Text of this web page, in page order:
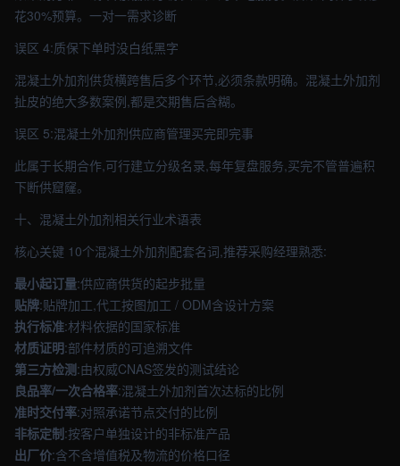
花30%预算。一对一需求诊断
误区 4:质保下单时没白纸黑字
混凝土外加剂供货横跨售后多个环节,必须条款明确。混凝土外加剂
扯皮的绝大多数案例,都是交期售后含糊。
误区 5:混凝土外加剂供应商管理买完即完事
此属于长期合作,可行建立分级名录,每年复盘服务,买完不管普遍积
下断供窟窿。
十、混凝土外加剂相关行业术语表
核心关键 10个混凝土外加剂配套名词,推荐采购经理熟悉:
最小起订量:供应商供货的起步批量
贴牌:贴牌加工,代工按图加工 / ODM含设计方案
执行标准:材料依据的国家标准
材质证明:部件材质的可追溯文件
第三方检测:由权威CNAS签发的测试结论
良品率/一次合格率:混凝土外加剂首次达标的比例
准时交付率:对照承诺节点交付的比例
非标定制:按客户单独设计的非标准产品
出厂价:含不含增值税及物流的价格口径